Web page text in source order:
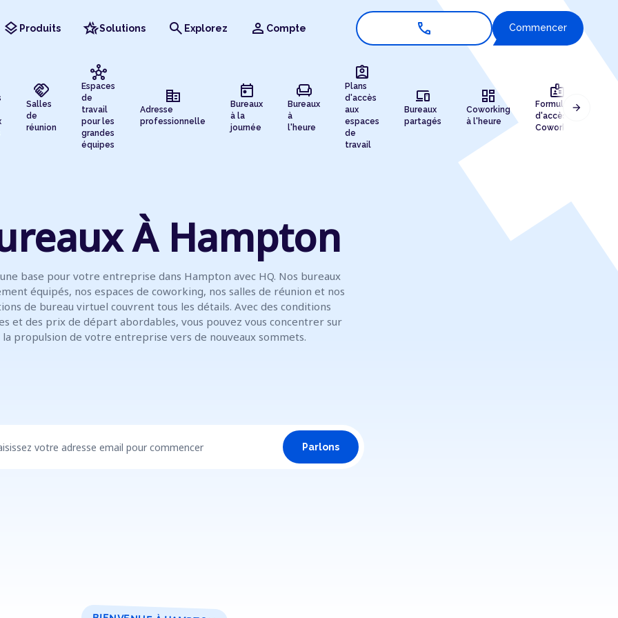
layers Produits hotel_classSolutions search Explorez person Compte call Commencer
handshake
Salles
de
réunion
hub
Espaces
de
travail
pour les
grandes
équipes
corporate_fare
Adresse
professionnelle
today
Bureaux
à la
journée
chair
Bureaux
à
l'heure
assignment_ind
Plans
d'accès
aux
espaces
de
travail
devices
Bureaux
partagés
dashboard
Coworking
à l'heure
badge
Formules
d'accès au
Coworking
arrow_forward
À Hampton
base pour votre entreprise dans Hampton avec HQ. Nos bureaux
équipés, nos espaces de coworking, nos salles de réunion et nos
de bureau virtuel couvrent tous les détails. Avec des conditions
et des prix de départ abordables, vous pouvez vous concentrer sur
la propulsion de votre entreprise vers de nouveaux sommets.
votre adresse email pour commencer Parlons